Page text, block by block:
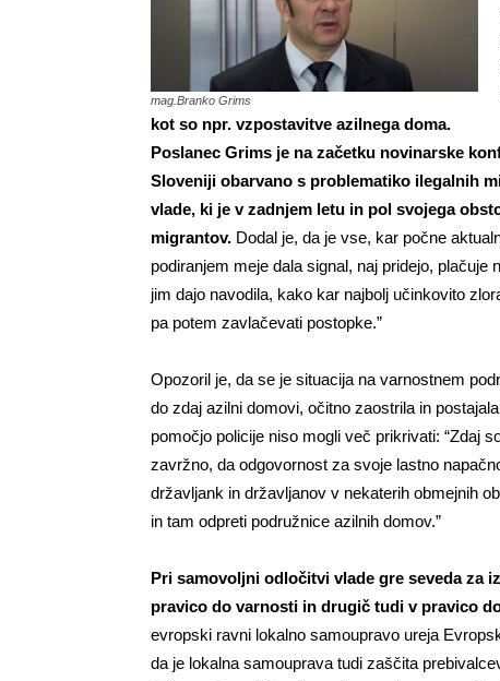
mag.Branko Grims
kot so npr. vzpostavitve azilnega doma.
Poslanec Grims je na začetku novinarske
Sloveniji obarvano s problematiko ilegalnih
vlade, ki je v zadnjem letu in pol svojega
migrantov. Dodal je, da je vse, kar počne
podiranjem meje dala signal, naj pridejo, plačuje
jim dajo navodila, kako kar najbolj učinkovito
pa potem zavlačevati postopke.”
Opozoril je, da se je situacija na varnostnem
do zdaj azilni domovi, očitno zaostrila in
pomočjo policije niso mogli več prikrivati: “Zdaj
zavržno, da odgovornost za svoje lastno
državljank in državljanov v nekaterih obmejnih
in tam odpreti podružnice azilnih domov.”
Pri samovoljni odločitvi vlade gre seveda za
pravico do varnosti in drugič tudi v pravico
evropski ravni lokalno samoupravo ureja
da je lokalna samouprava tudi zaščita